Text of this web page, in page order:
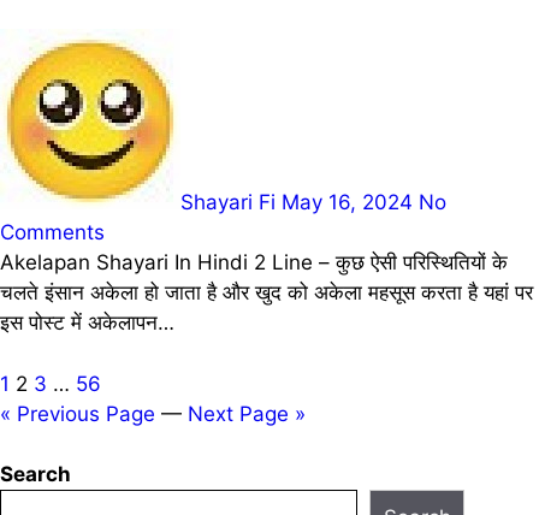
Shayari Fi May 16, 2024 No
Comments
Akelapan Shayari In Hindi 2 Line – कुछ ऐसी परिस्थितियों के
चलते इंसान अकेला हो जाता है और खुद को अकेला महसूस करता है यहां पर
इस पोस्ट में अकेलापन…
Posts
pagination
1 2 3 … 56
« Previous Page — Next Page »
Search